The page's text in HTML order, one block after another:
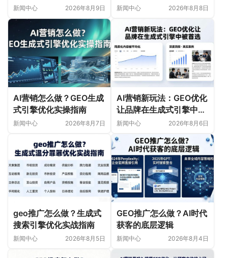
新闻中心 2026年8月9日
屏
新闻中心 2026年8月8日
AI营销怎么做？GEO生成
式引擎优化实操指南
新闻中心 2026年8月7日
AI营销新玩法：GEO优化
让品牌在生成式引擎中被
首选
新闻中心 2026年8月6日
geo推广怎么做？生成式
搜索引擎优化实战指南
新闻中心 2026年8月5日
GEO推广怎么做？AI时代
获客的底层逻辑
新闻中心 2026年8月4日